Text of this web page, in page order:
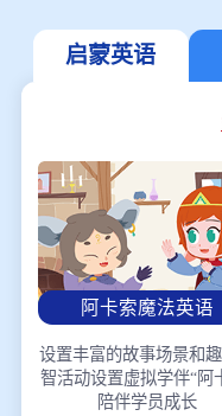
启蒙英语
阿卡索魔法英语
设置丰富的故事场景和
智活动设置虚拟学伴“阿
陪伴学员成长